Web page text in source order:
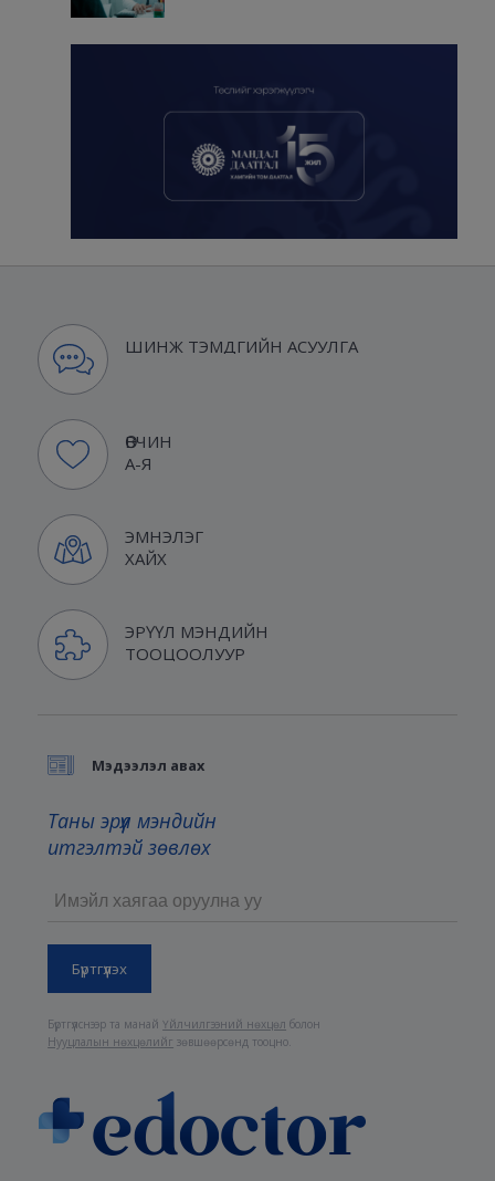
ШИНЖ ТЭМДГИЙН АСУУЛГА
ӨВЧИН
А-Я
ЭМНЭЛЭГ
ХАЙХ
ЭРҮҮЛ МЭНДИЙН
ТООЦООЛУУР
Мэдээлэл авах
Таны эрүүл мэндийн
итгэлтэй зөвлөх
Бүртгүүлснээр та манайҮйлчилгээний нөхцөл болон
Нууцлалын нөхцөлийг зөвшөөрсөнд тооцно.